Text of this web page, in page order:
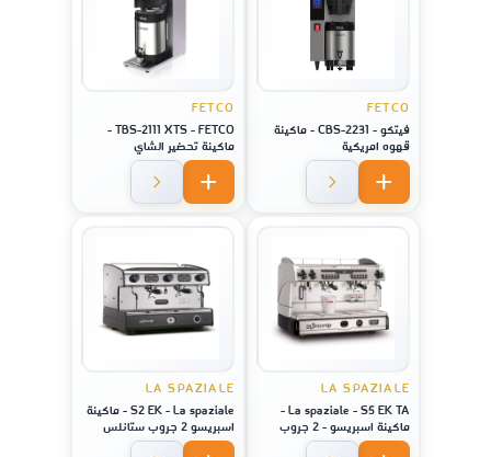
FETCO
فيتكو - CBS-2231 - ماكينة
قهوه امريكية
FETCO
TBS-2111 XTS - FETCO -
ماكينة تحضير الشاي
LA SPAZIALE
La spaziale - S5 EK TA -
ماكينة اسبريسو - 2 جروب
LA SPAZIALE
S2 EK - La spaziale - ماكينة
اسبريسو 2 جروب ستانلس
ستيل